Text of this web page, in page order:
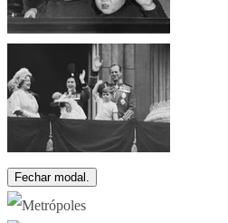
Fechar modal.